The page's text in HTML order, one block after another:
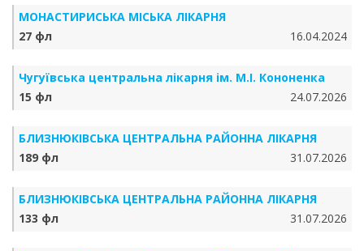
МОНАСТИРИСЬКА МІСЬКА ЛІКАРНЯ
27 фл
16.04.2024
Чугуївська центральна лікарня ім. М.І. Кононенка
15 фл
24.07.2026
БЛИЗНЮКІВСЬКА ЦЕНТРАЛЬНА РАЙОННА ЛІКАРНЯ
189 фл
31.07.2026
БЛИЗНЮКІВСЬКА ЦЕНТРАЛЬНА РАЙОННА ЛІКАРНЯ
133 фл
31.07.2026